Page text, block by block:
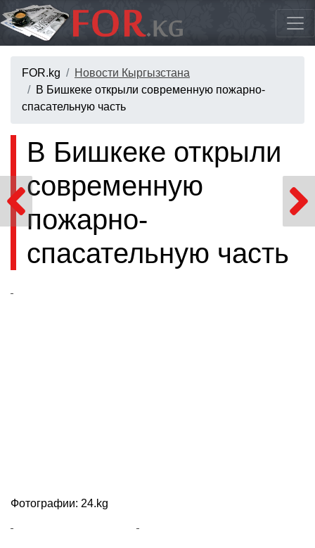
FOR.kg
Новости Кыргызстана
В Бишкеке открыли современную пожарно-
спасательную часть
В Бишкеке открыли
современную
пожарно-
спасательную часть
Фотографии: 24.kg